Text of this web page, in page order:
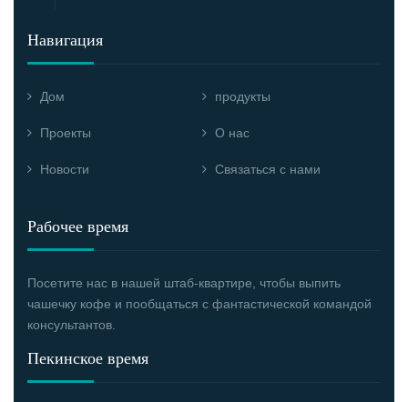
Навигация
Дом продукты
Проекты О нас
Новости Связаться с нами
Рабочее время
Посетите нас в нашей штаб-квартире, чтобы выпить
чашечку кофе и пообщаться с фантастической командой
консультантов.
Пекинское время